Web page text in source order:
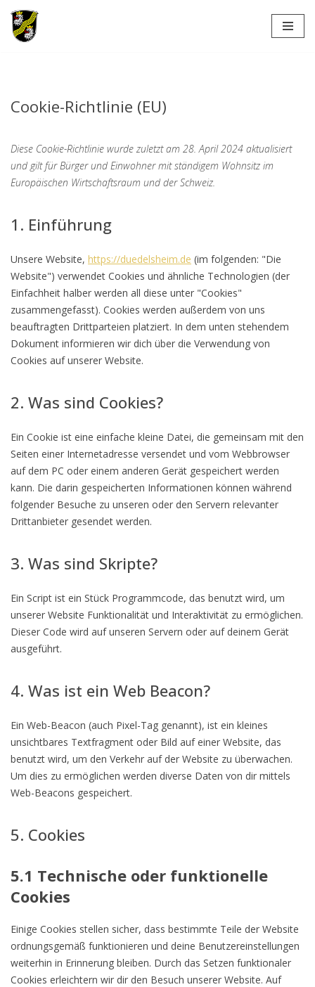
Zum
Cookie-Richtlinie (EU)
Diese Cookie-Richtlinie wurde zuletzt am 28. April 2024 aktualisiert
und gilt für Bürger und Einwohner mit ständigem Wohnsitz im
Europäischen Wirtschaftsraum und der Schweiz.
1. Einführung
Unsere Website, https://duedelsheim.de (im folgenden: "Die
Website") verwendet Cookies und ähnliche Technologien (der
Einfachheit halber werden all diese unter "Cookies"
zusammengefasst). Cookies werden außerdem von uns
beauftragten Drittparteien platziert. In dem unten stehendem
Dokument informieren wir dich über die Verwendung von
Cookies auf unserer Website.
2. Was sind Cookies?
Ein Cookie ist eine einfache kleine Datei, die gemeinsam mit den
Seiten einer Internetadresse versendet und vom Webbrowser
auf dem PC oder einem anderen Gerät gespeichert werden
kann. Die darin gespeicherten Informationen können während
folgender Besuche zu unseren oder den Servern relevanter
Drittanbieter gesendet werden.
3. Was sind Skripte?
Ein Script ist ein Stück Programmcode, das benutzt wird, um
unserer Website Funktionalität und Interaktivität zu ermöglichen.
Dieser Code wird auf unseren Servern oder auf deinem Gerät
ausgeführt.
4. Was ist ein Web Beacon?
Ein Web-Beacon (auch Pixel-Tag genannt), ist ein kleines
unsichtbares Textfragment oder Bild auf einer Website, das
benutzt wird, um den Verkehr auf der Website zu überwachen.
Um dies zu ermöglichen werden diverse Daten von dir mittels
Web-Beacons gespeichert.
5. Cookies
5.1 Technische oder funktionelle
Cookies
Einige Cookies stellen sicher, dass bestimmte Teile der Website
ordnungsgemäß funktionieren und deine Benutzereinstellungen
weiterhin in Erinnerung bleiben. Durch das Setzen funktionaler
Cookies erleichtern wir dir den Besuch unserer Website. Auf